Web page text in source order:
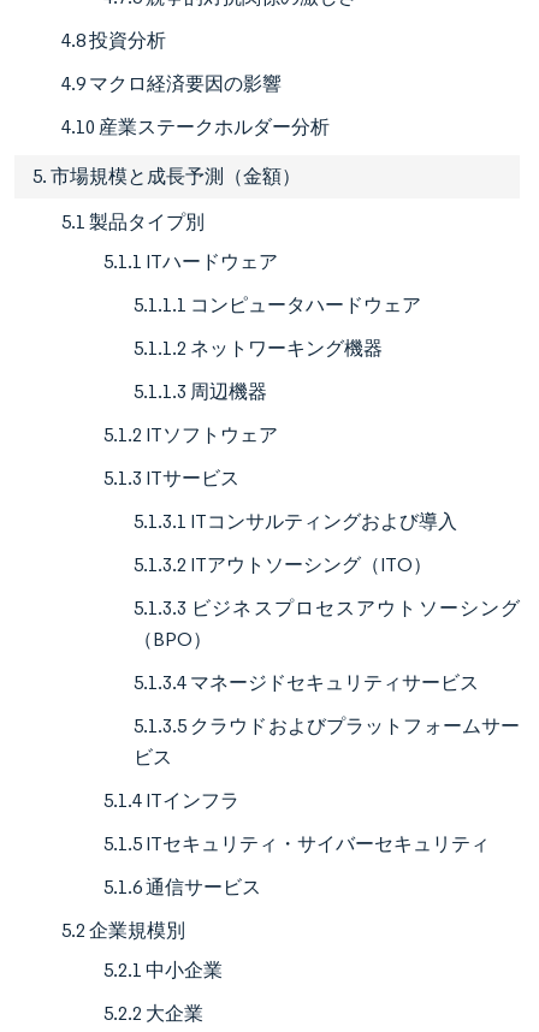
4.8 投資分析
4.9 マクロ経済要因の影響
4.10 産業ステークホルダー分析
5. 市場規模と成長予測（金額）
5.1 製品タイプ別
5.1.1 ITハードウェア
5.1.1.1 コンピュータハードウェア
5.1.1.2 ネットワーキング機器
5.1.1.3 周辺機器
5.1.2 ITソフトウェア
5.1.3 ITサービス
5.1.3.1 ITコンサルティングおよび導入
5.1.3.2 ITアウトソーシング（ITO）
5.1.3.3 ビジネスプロセスアウトソーシング
（BPO）
5.1.3.4 マネージドセキュリティサービス
5.1.3.5 クラウドおよびプラットフォームサー
ビス
5.1.4 ITインフラ
5.1.5 ITセキュリティ・サイバーセキュリティ
5.1.6 通信サービス
5.2 企業規模別
5.2.1 中小企業
5.2.2 大企業